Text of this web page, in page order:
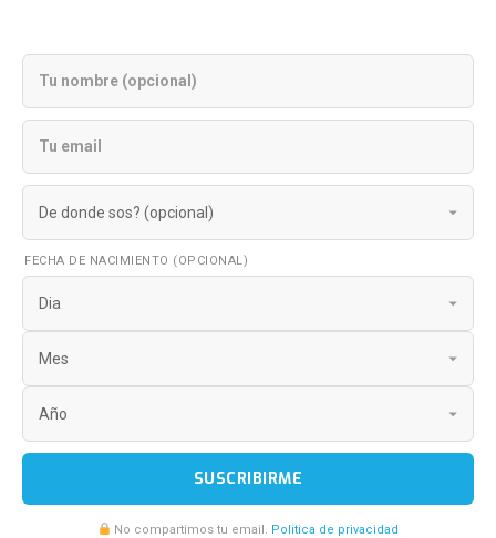
FECHA DE NACIMIENTO (OPCIONAL)
SUSCRIBIRME
No compartimos tu email. Politica de privacidad